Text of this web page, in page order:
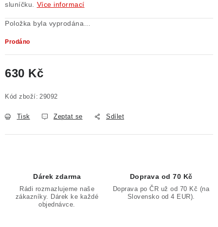
sluníčku.
Více informací
Položka byla vyprodána…
Prodáno
630 Kč
Kód zboží: 29092
Tisk Zeptat se Sdílet
Dárek zdarma
Rádi rozmazlujeme naše
zákazníky. Dárek ke každé
objednávce.
Doprava od 70 Kč
Doprava po ČR už od 70 Kč (na
Slovensko od 4 EUR).